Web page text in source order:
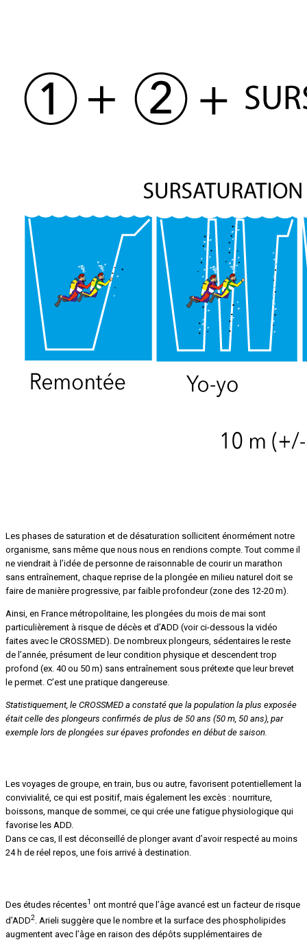
Les phases de saturation et de désaturation sollicitent énormément notre
organisme, sans même que nous nous en rendions compte. Tout comme il
ne viendrait à l’idée de personne de raisonnable de courir un marathon
sans entraînement, chaque reprise de la plongée en milieu naturel doit se
faire de manière progressive, par faible profondeur (zone des 12‑20 m).
Ainsi, en France métropolitaine, les plongées du mois de mai sont
particulièrement à risque de décès et d’ADD (voir ci-dessous la vidéo
faites avec le CROSSMED). De nombreux plongeurs, sédentaires le reste
de l’année, présument de leur condition physique et descendent trop
profond (ex. 40 ou 50 m) sans entraînement sous prétexte que leur brevet
le permet. C’est une pratique dangereuse.
Statistiquement, le CROSSMED a constaté que la population la plus exposée
était celle des plongeurs confirmés de plus de 50 ans (50 m, 50 ans), par
exemple lors de plongées sur épaves profondes en début de saison.
Les voyages de groupe, en train, bus ou autre, favorisent potentiellement la
convivialité, ce qui est positif, mais également les excès : nourriture,
boissons, manque de sommei, ce qui crée une fatigue physiologique qui
favorise les ADD.
Dans ce cas, Il est déconseillé de plonger avant d’avoir respecté au moins
24 h de réel repos, une fois arrivé à destination.
Des études récentes1 ont montré que l’âge avancé est un facteur de risque
d’ADD2
. Arieli suggère que le nombre et la surface des phospholipides
augmentent avec l’âge en raison des dépôts supplémentaires de